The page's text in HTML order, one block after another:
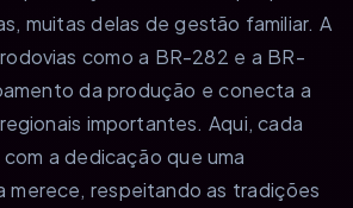
muitas delas de gestão familiar. A
como a BR-282 e a BR-
da produção e conecta a
importantes. Aqui, cada
a dedicação que uma
merece, respeitando as tradições